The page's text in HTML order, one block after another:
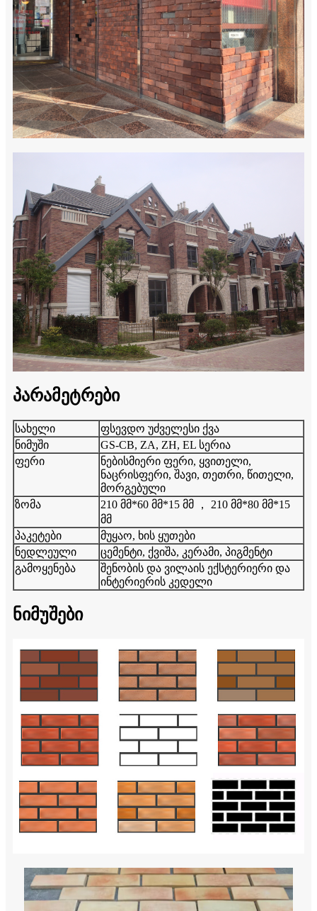
პარამეტრები
სახელი
ფსევდო უძველესი ქვა
ნიმუში
GS-CB, ZA, ZH, EL სერია
ფერი
ნებისმიერი ფერი, ყვითელი,
ნაცრისფერი, შავი, თეთრი, წითელი,
მორგებული
ზომა
210 მმ*60 მმ*15 მმ ， 210 მმ*80 მმ*15
მმ
პაკეტები
მუყაო, ხის ყუთები
ნედლეული
ცემენტი, ქვიშა, კერამი, პიგმენტი
გამოყენება
შენობის და ვილაის ექსტერიერი და
ინტერიერის კედელი
ნიმუშები